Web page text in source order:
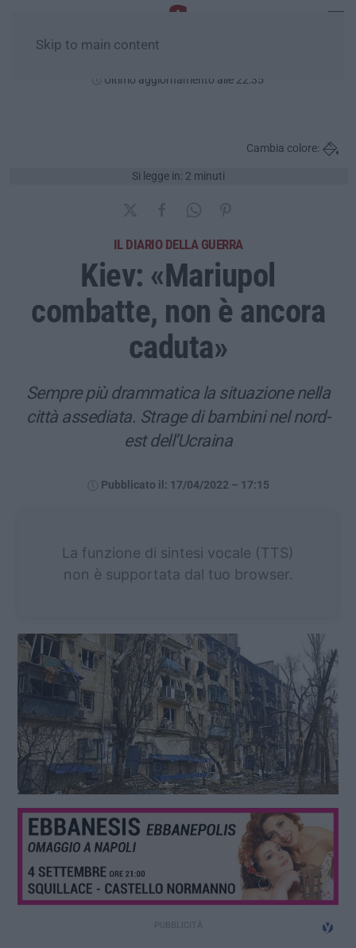
Skip to main content
Ultimo aggiornamento alle 22:35
Si legge in: 2 minuti
Cambia colore:
IL DIARIO DELLA GUERRA
Kiev: «Mariupol
combatte, non è ancora
caduta»
Sempre più drammatica la situazione nella
città assediata. Strage di bambini nel nord-
est dell’Ucraina
Pubblicato il: 17/04/2022 – 17:15
La funzione di sintesi vocale (TTS)
non è supportata dal tuo browser.